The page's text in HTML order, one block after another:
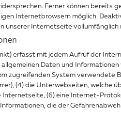
Ferner können bereits
Internetbrowsern möglich.
unserer Internetseite vollumfänglich
erfasst mit jedem Aufruf der
Daten und
zugreifenden System
(4) die Unterwebseiten, welche
(6) eine Internet-
die der